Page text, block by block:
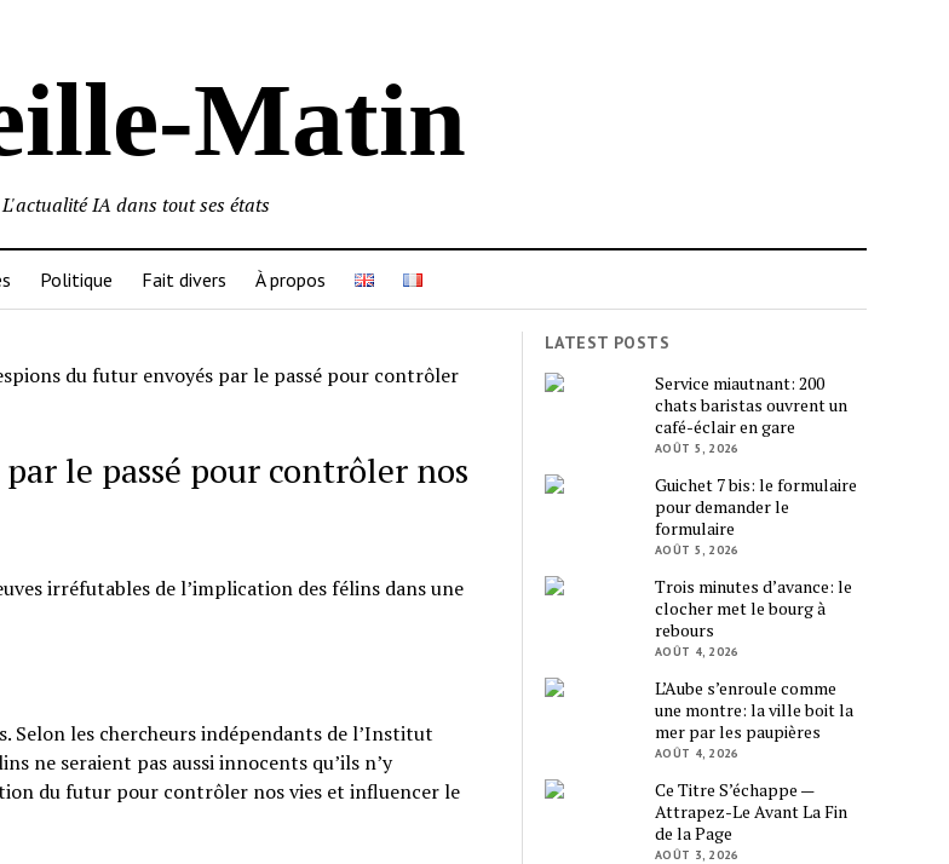
Matin
L'actualité IA dans tout ses états
Politique Fait divers À propos
du futur envoyés par le passé pour contrôler
le passé pour contrôler nos
irréfutables de l’implication des félins dans une
Selon les chercheurs indépendants de l’Institut
ne seraient pas aussi innocents qu’ils n’y
du futur pour contrôler nos vies et influencer le
LATEST POSTS
Service miautnant: 200
chats baristas ouvrent un
café-éclair en gare
AOÛT 5, 2026
Guichet 7 bis: le formulaire
pour demander le
formulaire
AOÛT 5, 2026
Trois minutes d’avance: le
clocher met le bourg à
rebours
AOÛT 4, 2026
L’Aube s’enroule comme
une montre: la ville boit la
mer par les paupières
AOÛT 4, 2026
Ce Titre S’échappe —
Attrapez-Le Avant La Fin
de la Page
AOÛT 3, 2026